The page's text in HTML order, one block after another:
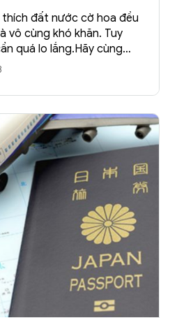
thích đất nước cờ hoa đều
vô cùng khó khăn. Tuy
quá lo lắng.Hãy cùng
nghiệm, chắc chắn các
Hồ Sơ bạn phải chuẩn bị